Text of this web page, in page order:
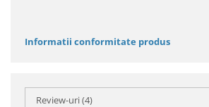
Informatii conformitate produs
Review-uri(4)